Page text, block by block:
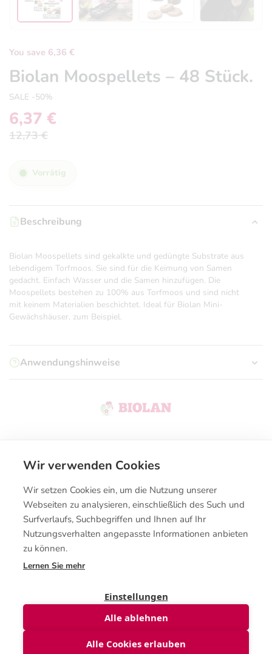
Biolan Moospellets – 48 Stück.
You save 6,36 €
SALE -50%
12,73 €
war:
6,37 €
Vorrätig
In den Warenkorb
Beschreibung
Biolan Moospellets sind gekalkte und gedüngte Substrate aus
lebendigem Torfmoos. Sie sind für die Keimung von Samen
gedacht. Einfach Wasser und die Samen hinzufügen. Die
Moospellets bestehen zu 100% aus Torfmoos und sind nicht
mit keinem Materialien beschichtet. Ideal für Biolan Mini-
Gewächshäuser, zum Beispiel.
Anwendungshinweise
Kontakt
Kaufbedingungen
Wir verwenden Cookies
Wir setzen Cookies ein, um die Nutzung unserer
Webseiten zu analysieren, einschließlich des Such und
Surfverlaufs, Suchbegriffen und Ihnen auf Ihr
Nutzungsverhalten angepasste Informationen anbieten
zu können.
Lernen Sie mehr
Einstellungen
Alle ablehnen
Alle Cookies erlauben